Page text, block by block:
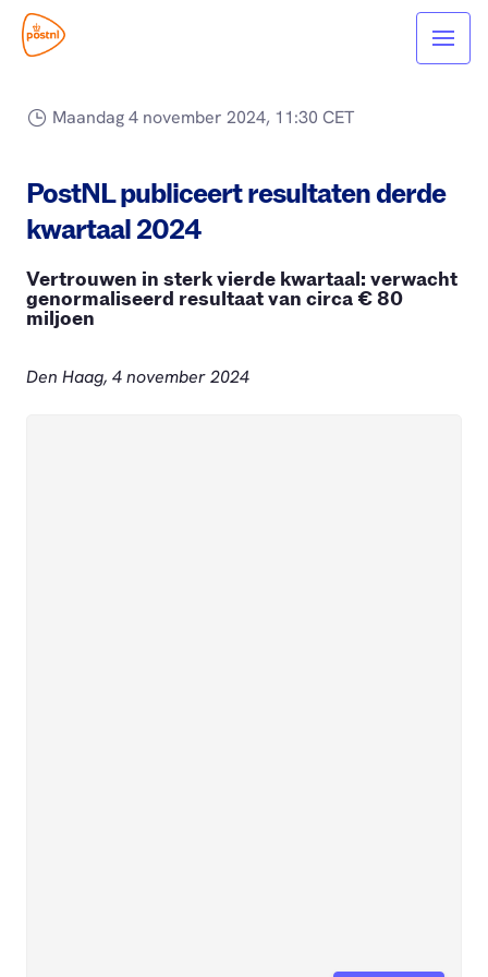
Maandag 4 november 2024, 11:30 CET
PostNL publiceert resultaten derde
kwartaal 2024
Vertrouwen in sterk vierde kwartaal: verwacht
genormaliseerd resultaat van circa € 80
miljoen
Den Haag, 4 november 2024